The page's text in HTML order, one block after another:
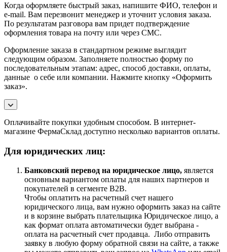
Когда оформляете быстрый заказ, напишите ФИО, телефон и
e-mail. Вам перезвонит менеджер и уточнит условия заказа.
По результатам разговора вам придет подтверждение
оформления товара на почту или через СМС.
Оформление заказа в стандартном режиме выглядит
следующим образом. Заполняете полностью форму по
последовательным этапам: адрес, способ доставки, оплаты,
данные о себе или компании. Нажмите кнопку «Оформить
заказ».
Оплачивайте покупки удобным способом. В интернет-
магазине ФермаСклад доступно несколько вариантов оплаты.
Для юридических лиц:
Банковский перевод на юридическое лицо, является
основным вариантом оплаты для наших партнеров и
покупателей в сегменте B2B.
Чтобы оплатить на расчетный счет нашего
юридического лица, вам нужно оформить заказ на сайте
и в корзине выбрать плательщика Юридическое лицо, а
как формат оплата автоматически будет выбрана -
оплата на расчетный счет продавца. Либо отправить
заявку в любую форму обратной связи на сайте, а также